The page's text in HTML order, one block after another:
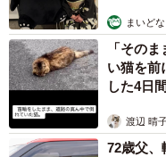
まいど
「その
い猫を
した4日
渡辺 晴
72歳父